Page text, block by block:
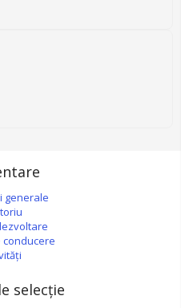
generale
conducere
selecție